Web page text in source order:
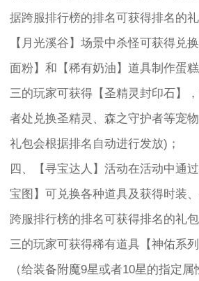
据跨服排行榜的排名可获得排名的
【月光溪谷】场景中杀怪可获得兑
面粉】和【稀有奶油】道具制作蛋
三的玩家可获得【圣精灵封印石】
者处兑换圣精灵、森之守护者等宠
礼包会根据排名自动进行发放)；
四、【寻宝达人】活动在活动中通
宝图】可兑换各种道具及获得时装
跨服排行榜的排名可获得排名的礼
三的玩家可获得稀有道具【神佑系
（给装备附魔9星或者10星的指定